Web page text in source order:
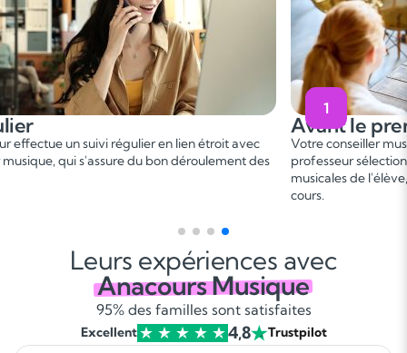
régulier en lien étroit avec
du bon déroulement des
Avant le premier cours
Votre conseiller musique vous met
professeur sélectionné, en fonction
musicales de l'élève, afin de
Leurs expériences avec
Anacours Musique
95% des familles sont satisfaites
Excellent 4,8 Trustpilot